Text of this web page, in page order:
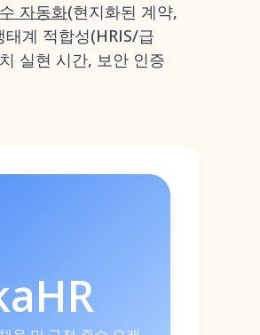
자동화(현지화된 계약,
계 적합성(HRIS/급
실현 시간, 보안 인증